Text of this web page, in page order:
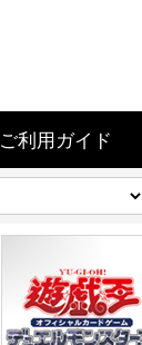
ご利用ガイド